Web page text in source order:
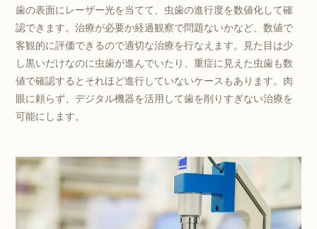
歯の表面にレーザー光を当てて、虫歯の進行度を数値化して確
認できます。治療が必要か経過観察で問題ないかなど、数値で
客観的に評価できるので適切な治療を行なえます。見た目は少
し黒いだけなのに虫歯が進んでいたり、重症に見えた虫歯も数
値で確認するとそれほど進行していないケースもあります。肉
眼に頼らず、デジタル機器を活用して歯を削りすぎない治療を
可能にします。